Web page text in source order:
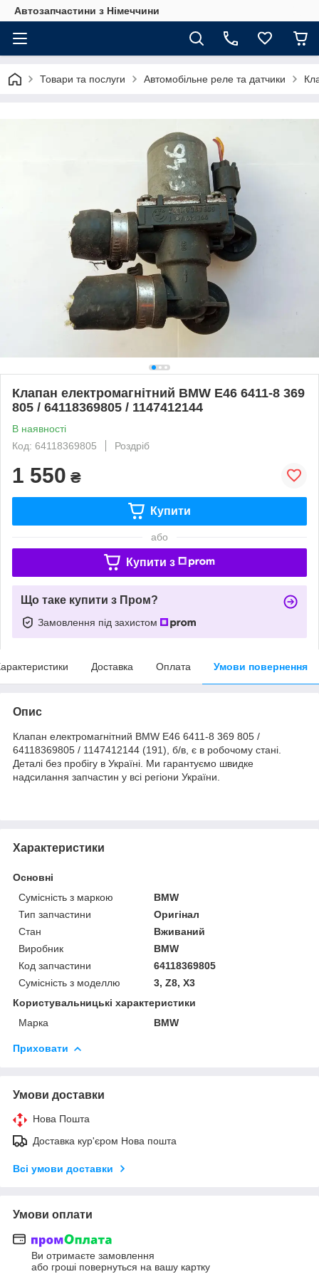
Автозапчастини з Німеччини
Товари та послуги Автомобільне реле та датчики
Клапан електромагнітний BMW E46 6411-8 369
805 / 64118369805 / 1147412144
В наявності
Код: 64118369805
Роздріб
1 550 ₴
Купити
або
Купити з
Що таке купити з Пром?
Замовлення під захистом
Доставка Оплата Умови повернення
Опис
Клапан електромагнітний BMW E46 6411-8 369 805 /
64118369805 / 1147412144 (191), б/в, є в робочому стані.
Деталі без пробігу в Україні. Ми гарантуємо швидке
надсилання запчастин у всі регіони України.
Характеристики
Основні
Сумісність з маркою
BMW
Тип запчастини
Оригінал
Стан
Вживаний
Виробник
BMW
Код запчастини
64118369805
Сумісність з моделлю
3, Z8, X3
Користувальницькі характеристики
Марка
BMW
Приховати
Умови доставки
Нова Пошта
Доставка кур'єром Нова пошта
Всі умови доставки
Умови оплати
Ви отримаєте замовлення
або гроші повернуться на вашу картку